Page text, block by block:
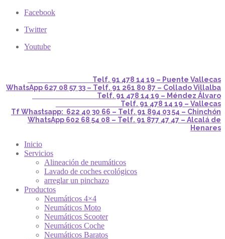
Facebook
Twitter
Youtube
Telf. 91 478 14 19 – Puente Vallecas
WhatsApp 627 08 57 33 – Telf. 91 261 80 87 – Collado Villalba
Telf. 91 478 14 19 – Méndez Álvaro
Telf. 91 478 14 19 – Vallecas
Tf Whastsapp: 622 40 30 66 – Telf. 91 894 03 54 – Chinchón
WhatsApp 602 68 54 08 – Telf. 91 877 47 47 – Alcalá de
Henares
Inicio
Servicios
Alineación de neumáticos
Lavado de coches ecológicos
arreglar un pinchazo
Productos
Neumáticos 4×4
Neumáticos Moto
Neumáticos Scooter
Neumáticos Coche
Neumáticos Baratos